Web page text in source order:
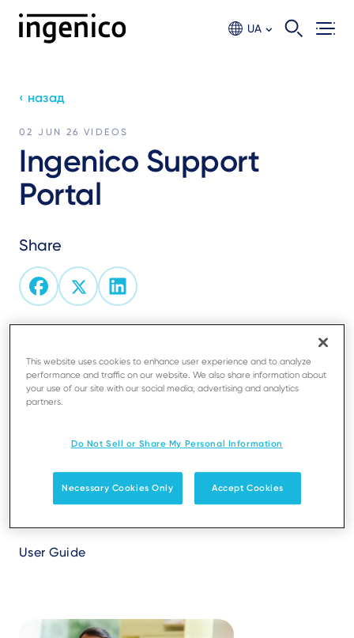
UA
‹ назад
02 JUN 26VIDEOS
Ingenico Support
Portal
Share
This video introduces the Ingenico Support Portal and
its different functionalities.
Ingenico Support Portal
User Guide
This website uses cookies to enhance user experience and to analyze
performance and traffic on our website. We also share information about
your use of our site with our social media, advertising and analytics
partners.
Do Not Sell or Share My Personal Information
Necessary Cookies Only Accept Cookies